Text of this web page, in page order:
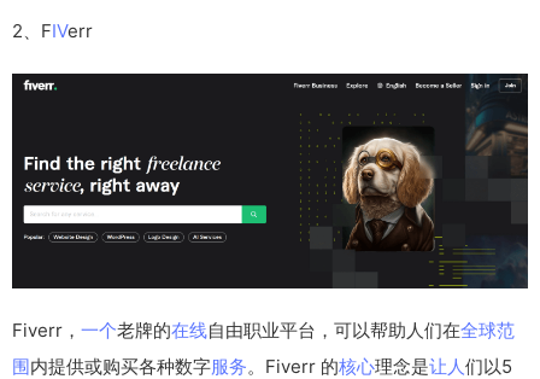
2、FIVerr
Fiverr， 一个老牌的在线自由职业平台，可以帮助人们在全球范
围内提供或购买各种数字服务。Fiverr 的核心理念是让人们以5